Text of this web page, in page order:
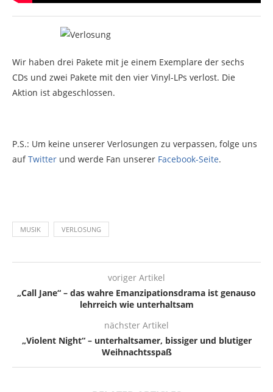
Wir haben drei Pakete mit je einem Exemplare der sechs
CDs und zwei Pakete mit den vier Vinyl-LPs verlost. Die
Aktion ist abgeschlossen.
P.S.: Um keine unserer Verlosungen zu verpassen, folge uns
aufTwitter und werde Fan unserer Facebook-Seite.
MUSIK VERLOSUNG
voriger Artikel
„Call Jane“ – das wahre Emanzipationsdrama ist genauso
lehrreich wie unterhaltsam
nächster Artikel
„Violent Night“ – unterhaltsamer, bissiger und blutiger
Weihnachtsspaß